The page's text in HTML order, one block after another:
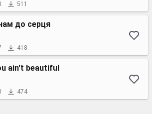
511
до серця
418
ain't beautiful
474